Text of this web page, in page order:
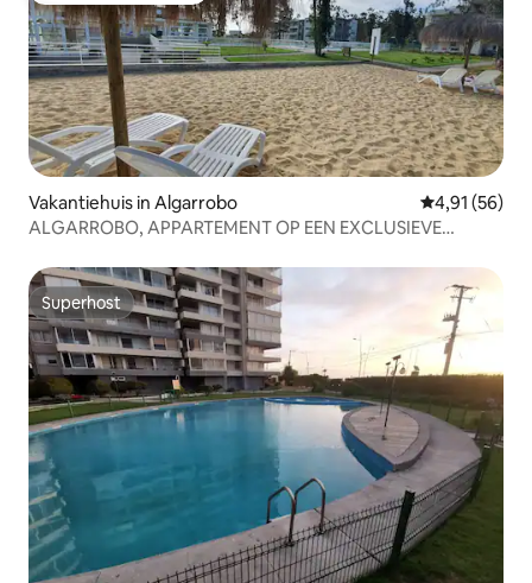
Vakantiehuis in Algarrobo Gemiddelde
4,91 (56)
ALGARROBO, APPARTEMENT OP EEN EXCLUSIEVE
Superhost
Superhost